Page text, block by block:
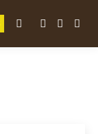
Facebook
pagepagepage